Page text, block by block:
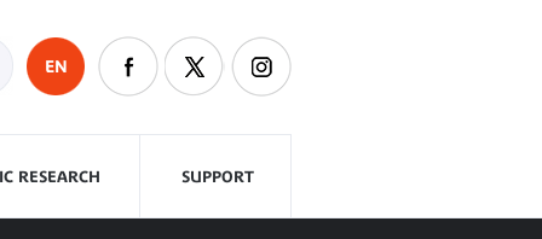
EN
RESEARCH SUPPORT